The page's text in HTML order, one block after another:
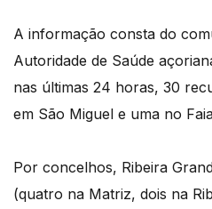
A informação consta do
Autoridade de Saúde
nas últimas 24 horas, 30
em São Miguel e uma no
Por concelhos, Ribeira
(quatro na Matriz, dois na